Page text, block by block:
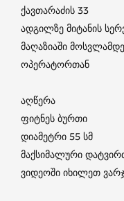
ქავთარაძის 33
ადგილზე მიტანის
მაღაზიაში
ოპერატორთან
აღწერა
ფიტნეს ბურთი
დიამეტრი 55 სმ
მაქსიმალური
ვიდეოში იხილეთ